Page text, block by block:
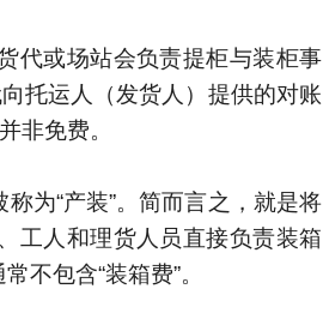
代或场站会负责提柜与装柜事
托运人（发货人）提供的对账
非免费。
为“产装”。简而言之，就是将
工人和理货人员直接负责装箱
不包含“装箱费”。